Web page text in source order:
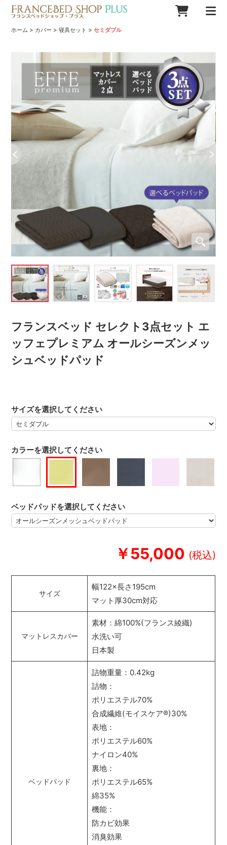
ホーム > カバー >寝具セット >セミダブル
フランスベッド セレクト3点セット エ
ッフェプレミアム オールシーズンメッ
シュベッドパッド
￥55,000
カラーを選択してください
サイズを選択してください
ベッドパッドを選択してください
サイズ
幅122×長さ195cm
マット厚30cm対応
マットレスカバー
素材：綿100%(フランス綾織)
水洗い可
日本製
ベッドパッド
詰物重量：0.42kg
詰物：
ポリエステル70%
合成繊維(モイスケア®)30%
表地：
ポリエステル60%
ナイロン40%
裏地：
ポリエステル65%
綿35%
機能：
防カビ効果
消臭効果